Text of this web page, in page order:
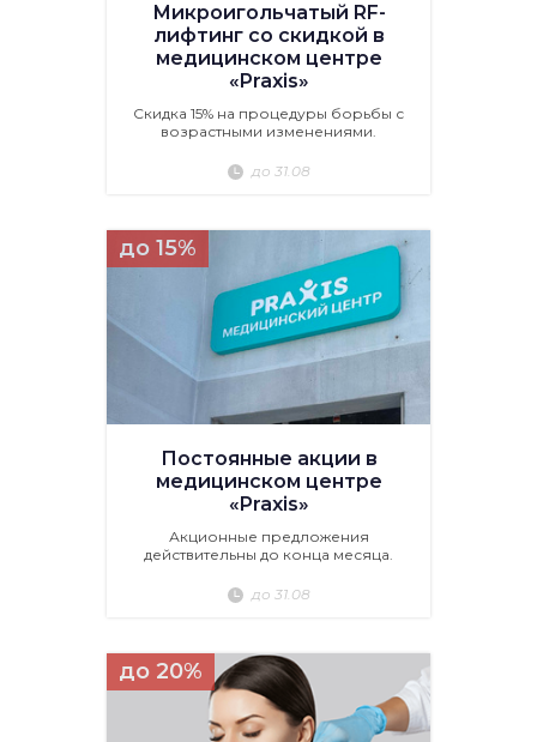
Микроигольчатый RF-
лифтинг со скидкой в
медицинском центре
«Praxis»
Скидка 15% на процедуры борьбы с
возрастными изменениями.
до 31.08
до 15%
Постоянные акции в
медицинском центре
«Praxis»
Акционные предложения
действительны до конца месяца.
до 31.08
до 20%